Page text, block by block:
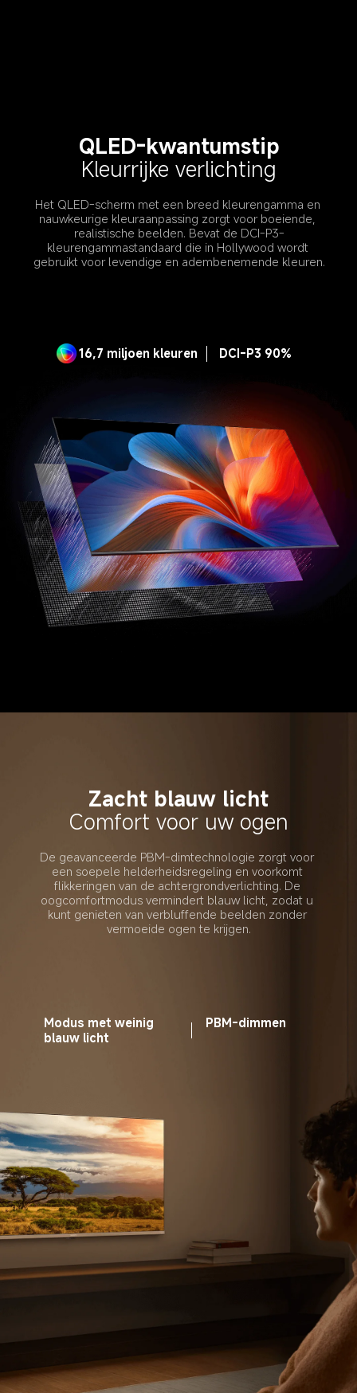
QLED-kwantumstip
Kleurrijke verlichting
Het QLED-scherm met een breed kleurengamma en
nauwkeurige kleuraanpassing zorgt voor boeiende,
realistische beelden. Bevat de DCI-P3-
kleurengammastandaard die in Hollywood wordt
gebruikt voor levendige en adembenemende kleuren.
16,7 miljoen kleuren DCI-P3 90%
Zacht blauw licht
Comfort voor uw ogen
De geavanceerde PBM-dimtechnologie zorgt voor
een soepele helderheidsregeling en voorkomt
flikkeringen van de achtergrondverlichting. De
oogcomfortmodus vermindert blauw licht, zodat u
kunt genieten van verbluffende beelden zonder
vermoeide ogen te krijgen.
Modus met weinig
blauw licht
PBM-dimmen